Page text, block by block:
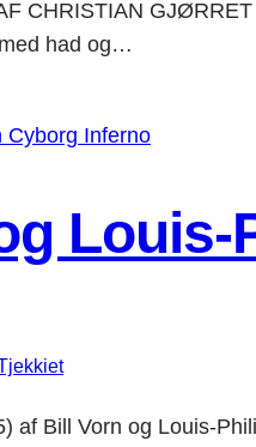
CHRISTIAN
had og…
Louis-
af Bill Vorn og Louis-